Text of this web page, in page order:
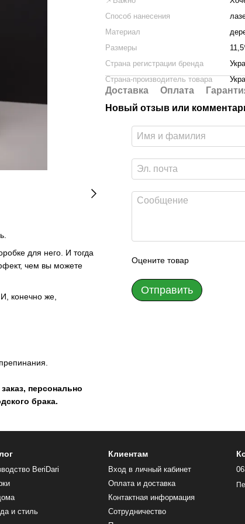
для него. И тогда
чем вы можете
конечно же,
персонально
брака.
Способ нанесения
Материал
Размеры
Страна регистрации бренда
Страна-производитель товара
Доставка Оплата
Новый отзыв или
Оцените товар
Отправить
BeriDari
и стиль
Клиентам
Вход в личный кабинет
Оплата и доставка
Контактная информация
Сотрудничество